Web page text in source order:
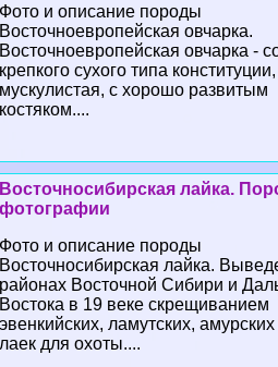
Фото и описание породы
Восточноевропейская овчарка.
Восточноевропейская овчарка -
крепкого сухого типа конституции,
мускулистая, с хорошо развитым
костяком....
Восточносибирская лайка.
фотографии
Фото и описание породы
Восточносибирская лайка.
районах Восточной Сибири и
Востока в 19 веке скрещиванием
эвенкийских, ламутских, амурских
лаек для охоты....